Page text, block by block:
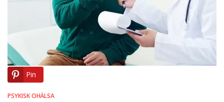
Pin
PSYKISK OHÄLSA